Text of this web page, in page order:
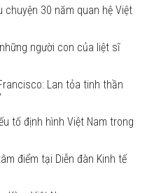
chuyện 30 năm quan hệ Việt
người con của liệt sĩ
Lan tỏa tinh thần
tố định hình Việt Nam trong
điểm tại Diễn đàn Kinh tế